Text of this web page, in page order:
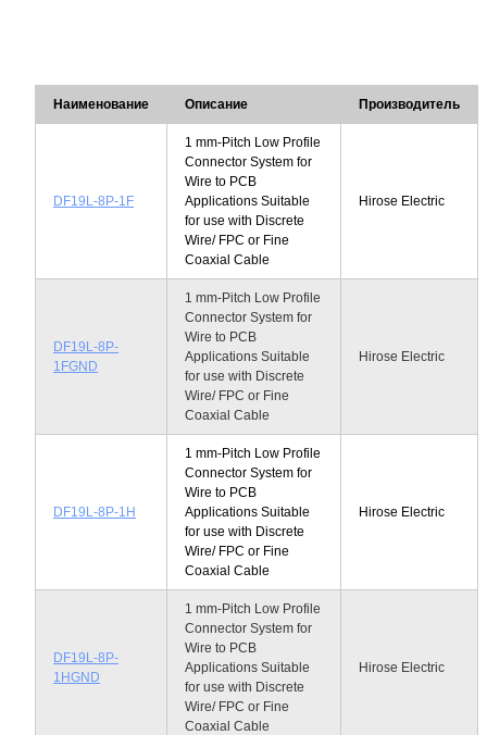
Наименование Описание Производитель
DF19L-8P-1F
1 mm-Pitch Low Profile
Connector System for
Wire to PCB
Applications Suitable
for use with Discrete
Wire/ FPC or Fine
Coaxial Cable
Hirose Electric
DF19L-8P-
1FGND
1 mm-Pitch Low Profile
Connector System for
Wire to PCB
Applications Suitable
for use with Discrete
Wire/ FPC or Fine
Coaxial Cable
Hirose Electric
DF19L-8P-1H
1 mm-Pitch Low Profile
Connector System for
Wire to PCB
Applications Suitable
for use with Discrete
Wire/ FPC or Fine
Coaxial Cable
Hirose Electric
DF19L-8P-
1HGND
1 mm-Pitch Low Profile
Connector System for
Wire to PCB
Applications Suitable
for use with Discrete
Wire/ FPC or Fine
Coaxial Cable
Hirose Electric